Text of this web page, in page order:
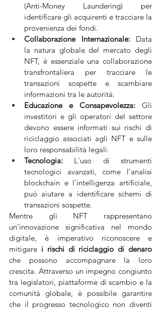
(Anti-Money Laundering) per
identificare gli acquirenti e tracciare la
provenienza dei fondi.
Collaborazione Internazionale: Data
la natura globale del mercato degli
NFT, è essenziale una collaborazione
transfrontaliera per tracciare le
transazioni sospette e scambiare
informazioni tra le autorità.
Educazione e Consapevolezza: Gli
investitori e gli operatori del settore
devono essere informati sui rischi di
riciclaggio associati agli NFT e sulle
loro responsabilità legali.
Tecnologia: L'uso di strumenti
tecnologici avanzati, come l'analisi
blockchain e l'intelligenza artificiale,
può aiutare a identificare schemi di
transazioni sospette.
Mentre gli NFT rappresentano
un'innovazione significativa nel mondo
digitale, è imperativo riconoscere e
mitigare i rischi di riciclaggio di denaro
che possono accompagnare la loro
crescita. Attraverso un impegno congiunto
tra legislatori, piattaforme di scambio e la
comunità globale, è possibile garantire
che il progresso tecnologico non diventi